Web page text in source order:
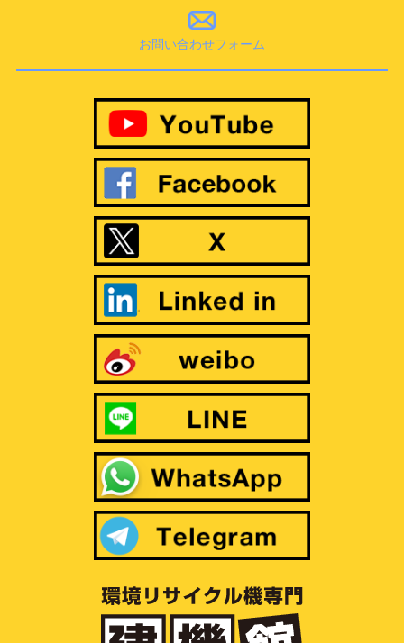
お問い合わせフォーム